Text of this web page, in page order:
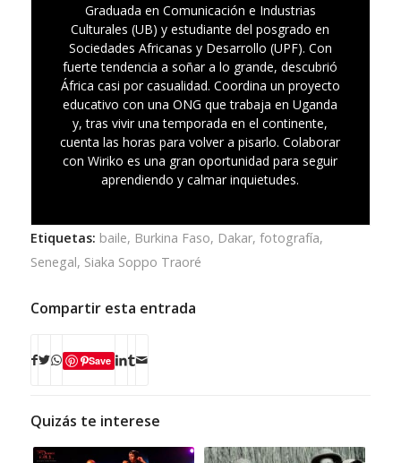
Graduada en Comunicación e Industrias
Culturales (UB) y estudiante del posgrado en
Sociedades Africanas y Desarrollo (UPF). Con
fuerte tendencia a soñar a lo grande, descubrió
África casi por casualidad. Coordina un proyecto
educativo con una ONG que trabaja en Uganda
y, tras vivir una temporada en el continente,
cuenta las horas para volver a pisarlo. Colaborar
con Wiriko es una gran oportunidad para seguir
aprendiendo y calmar inquietudes.
Etiquetas: baile, Burkina Faso, Dakar, fotografía,
Senegal, Siaka Soppo Traoré
Compartir esta entrada
Save
Quizás te interese